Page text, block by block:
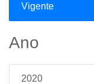
Vigente
Ano
2020